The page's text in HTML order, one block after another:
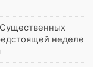
неделе